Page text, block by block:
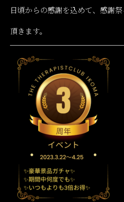
日頃からの感謝を込めて、感謝
頂きます。